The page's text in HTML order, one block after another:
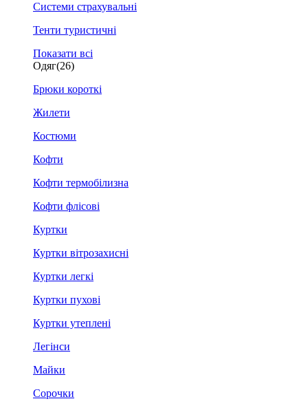
Системи страхувальні
Тенти туристичні
Показати всі
Одяг(26)
Брюки короткі
Жилети
Костюми
Кофти
Кофти термобілизна
Кофти флісові
Куртки
Куртки вітрозахисні
Куртки легкі
Куртки пухові
Куртки утеплені
Легінси
Майки
Сорочки